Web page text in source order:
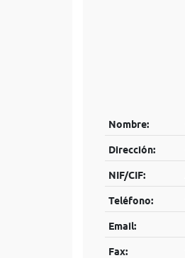
Nombre:
Dirección:
NIF/CIF:
Teléfono:
Email:
Fax: